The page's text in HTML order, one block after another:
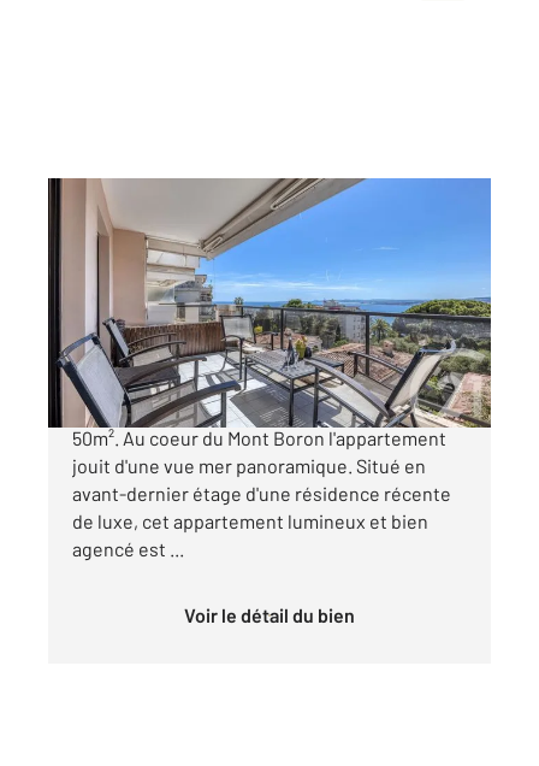
NICE 06
86 m2, 3 pièces
Ref : 16812
Appartement F3 à vendre
1 480 000 €
Sublime 3 pièces de 86 m² avec terrasse de
50m². Au coeur du Mont Boron l'appartement
jouit d'une vue mer panoramique. Situé en
avant-dernier étage d'une résidence récente
de luxe, cet appartement lumineux et bien
agencé est ...
Voir le détail du bien